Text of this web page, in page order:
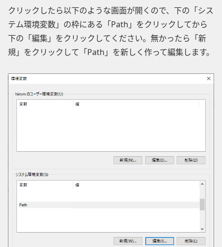
クリックしたら以下のような画面が開くので、下の「シス
テム環境変数」の枠にある「Path」をクリックしてから
下の「編集」をクリックしてください。無かったら「新
規」をクリックして「Path」を新しく作って編集します。